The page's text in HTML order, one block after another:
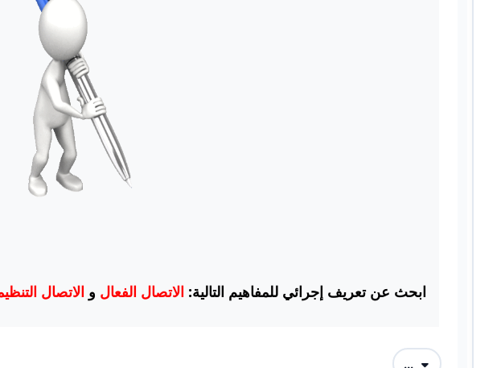
ابحث عن تعريف إجرائي للمفاهيم التالية: الاتصال الفعال و الاتصال
... Exporter des